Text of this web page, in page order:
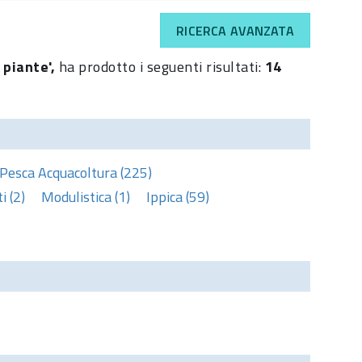
RICERCA AVANZATA
ha prodotto i seguenti risultati: 14
Pesca Acquacoltura (225)
(2) Modulistica (1)
Ippica (59)